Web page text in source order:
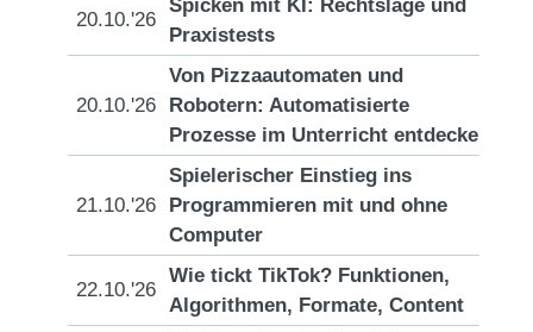
20.10.'26
Spicken mit KI: Rechtslage und
Praxistests
20.10.'26
Von Pizzaautomaten und
Robotern: Automatisierte
Prozesse im Unterricht entdecken
21.10.'26
Spielerischer Einstieg ins
Programmieren mit und ohne
Computer
22.10.'26
Wie tickt TikTok? Funktionen,
Algorithmen, Formate, Content